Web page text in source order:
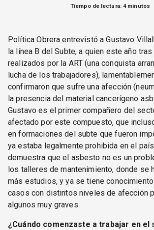
Tiempo de lectura: 4 minutos
Política Obrera entrevistó a Gustavo
la línea B del Subte, a quien este año
realizados por la ART (una conquista
lucha de los trabajadores),
confirmaron que sufre una afección
la presencia del material cancerígeno
Gustavo es el primer compañero del
afectado por este compuesto, que
en formaciones del subte que fueron
ya estaba legalmente prohibida en el
demuestra que el asbesto no es un
los talleres de mantenimiento, donde se
más estudios, y ya se tiene
casos con distintos niveles de afección
algunos muy graves.
¿Cuándo comenzaste a trabajar en el